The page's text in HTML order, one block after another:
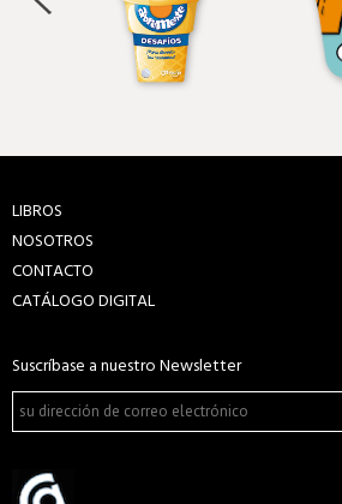
LIBROS
NOSOTROS
CONTACTO
CATÁLOGO DIGITAL
Suscríbase a nuestro Newsletter